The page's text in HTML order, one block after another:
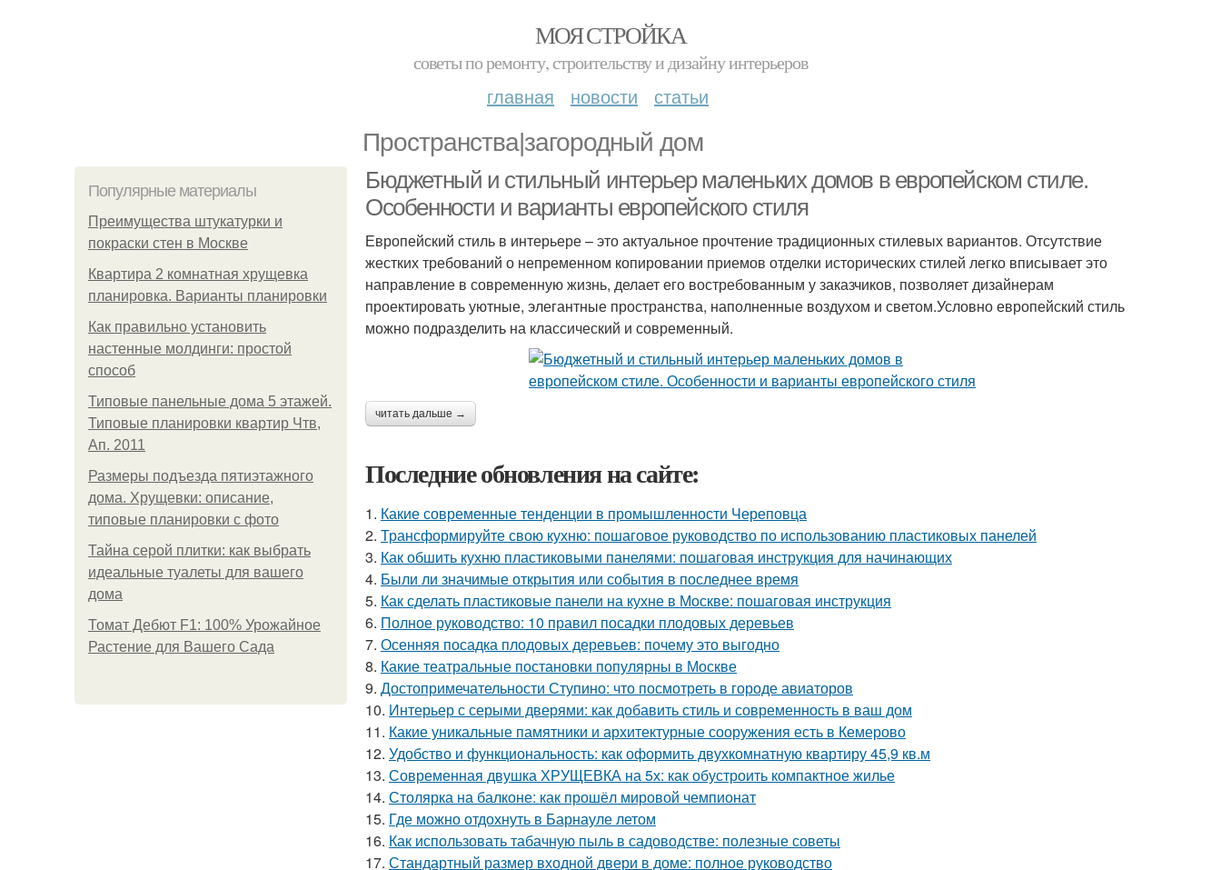
МОЯ СТРОЙКА
советы по ремонту, строительству и дизайну интерьеров
главная новости статьи
Пространства|загородный дом
Популярные материалы
Преимущества штукатурки и
покраски стен в Москве
Квартира 2 комнатная хрущевка
планировка. Варианты планировки
Как правильно установить
настенные молдинги: простой
способ
Типовые панельные дома 5 этажей.
Типовые планировки квартир Чтв,
Ап. 2011
Размеры подъезда пятиэтажного
дома. Хрущевки: описание,
типовые планировки с фото
Тайна серой плитки: как выбрать
идеальные туалеты для вашего
дома
Томат Дебют F1: 100% Урожайное
Растение для Вашего Сада
Бюджетный и стильный интерьер маленьких домов в европейском стиле.
Особенности и варианты европейского стиля
Европейский стиль в интерьере – это актуальное прочтение традиционных стилевых вариантов. Отсутствие
жестких требований о непременном копировании приемов отделки исторических стилей легко вписывает это
направление в современную жизнь, делает его востребованным у заказчиков, позволяет дизайнерам
проектировать уютные, элегантные пространства, наполненные воздухом и светом.Условно европейский стиль
можно подразделить на классический и современный.
читать дальше →
Последние обновления на сайте:
1. Какие современные тенденции в промышленности Череповца
2. Трансформируйте свою кухню: пошаговое руководство по использованию пластиковых панелей
3. Как обшить кухню пластиковыми панелями: пошаговая инструкция для начинающих
4. Были ли значимые открытия или события в последнее время
5. Как сделать пластиковые панели на кухне в Москве: пошаговая инструкция
6. Полное руководство: 10 правил посадки плодовых деревьев
7. Осенняя посадка плодовых деревьев: почему это выгодно
8. Какие театральные постановки популярны в Москве
9. Достопримечательности Ступино: что посмотреть в городе авиаторов
10. Интерьер с серыми дверями: как добавить стиль и современность в ваш дом
11. Какие уникальные памятники и архитектурные сооружения есть в Кемерово
12. Удобство и функциональность: как оформить двухкомнатную квартиру 45,9 кв.м
13. Современная двушка ХРУЩЕВКА на 5х: как обустроить компактное жилье
14. Столярка на балконе: как прошёл мировой чемпионат
15. Где можно отдохнуть в Барнауле летом
16. Как использовать табачную пыль в садоводстве: полезные советы
17. Стандартный размер входной двери в доме: полное руководство